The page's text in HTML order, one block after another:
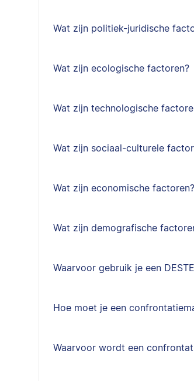
Wat zijn politiek-juridische
Wat zijn ecologische factoren?
Wat zijn technologische
Wat zijn sociaal-culturele
Wat zijn economische factoren?
Wat zijn demografische
Waarvoor gebruik je een
Hoe moet je een
Waarvoor wordt een